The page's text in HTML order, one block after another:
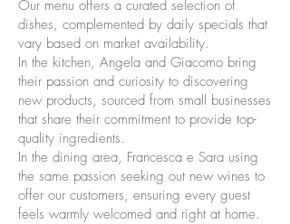
Our menu offers a curated selection of
dishes, complemented by daily specials that
vary based on market availability.
In the kitchen, Angela and Giacomo bring
their passion and curiosity to discovering
new products, sourced from small businesses
that share their commitment to provide top-
quality ingredients.
In the dining area, Francesca e Sara using
the same passion seeking out new wines to
offer our customers, ensuring every guest
feels warmly welcomed and right at home.